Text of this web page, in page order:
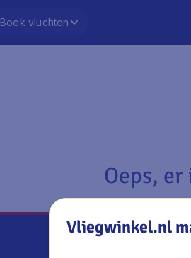
Boek vluchten
Oeps,
Vliegwinkel.nl